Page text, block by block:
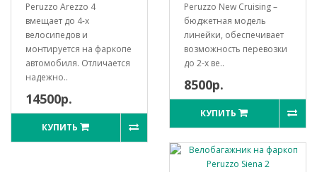
Peruzzo Arezzo 4
вмещает до 4-х
велосипедов и
монтируется на фаркопе
автомобиля. Отличается
надежно..
14500р.
КУПИТЬ
Peruzzo New Cruising –
бюджетная модель
линейки, обеспечивает
возможность перевозки
до 2-х ве..
8500р.
КУПИТЬ